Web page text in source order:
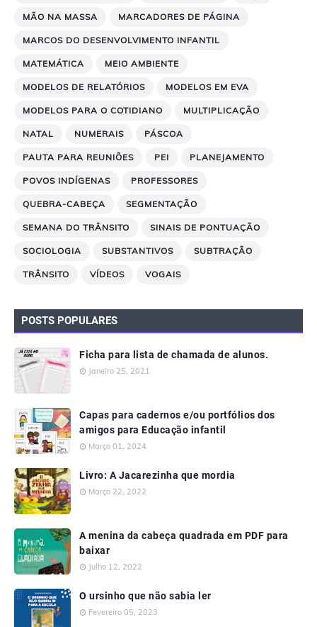
MÃO NA MASSA MARCADORES DE PÁGINA
MARCOS DO DESENVOLVIMENTO INFANTIL
MATEMÁTICA MEIO AMBIENTE
MODELOS DE RELATÓRIOS MODELOS EM EVA
MODELOS PARA O COTIDIANO MULTIPLICAÇÃO
NATAL NUMERAIS PÁSCOA
PAUTA PARA REUNIÕES PEI PLANEJAMENTO
POVOS INDÍGENAS PROFESSORES
QUEBRA-CABEÇA SEGMENTAÇÃO
SEMANA DO TRÂNSITO SINAIS DE PONTUAÇÃO
SOCIOLOGIA SUBSTANTIVOS SUBTRAÇÃO
TRÂNSITO VÍDEOS VOGAIS
POSTS POPULARES
Ficha para lista de chamada de alunos.
Janeiro 25, 2021
Capas para cadernos e/ou portfólios dos
amigos para Educação infantil
Março 01, 2024
Livro: A Jacarezinha que mordia
Março 22, 2022
A menina da cabeça quadrada em PDF para
baixar
Julho 12, 2022
O ursinho que não sabia ler
Fevereiro 05, 2023